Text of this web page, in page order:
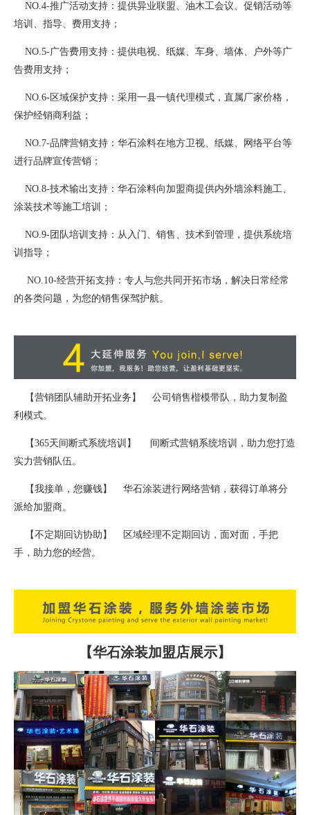
NO.4-推广活动支持：提供异业联盟、油木工会议、促销活动等
培训、指导、费用支持；
NO.5-广告费用支持：提供电视、纸媒、车身、墙体、户外等广
告费用支持；
NO.6-区域保护支持：采用一县一镇代理模式，直属厂家价格，
保护经销商利益；
NO.7-品牌营销支持：华石涂料在地方卫视、纸媒、网络平台等
进行品牌宣传营销；
NO.8-技术输出支持：华石涂料向加盟商提供内外墙涂料施工、
涂装技术等施工培训；
NO.9-团队培训支持：从入门、销售、技术到管理，提供系统培
训指导；
NO.10-经营开拓支持：专人与您共同开拓市场，解决日常经常
的各类问题，为您的销售保驾护航。
【营销团队辅助开拓业务】 公司销售楷模带队，助力复制盈
利模式。
【365天间断式系统培训】 间断式营销系统培训，助力您打造
实力营销队伍。
【我接单，您赚钱】 华石涂装进行网络营销，获得订单将分
派给加盟商。
【不定期回访协助】 区域经理不定期回访，面对面，手把
手，助力您的经营。
【华石涂装加盟店展示】